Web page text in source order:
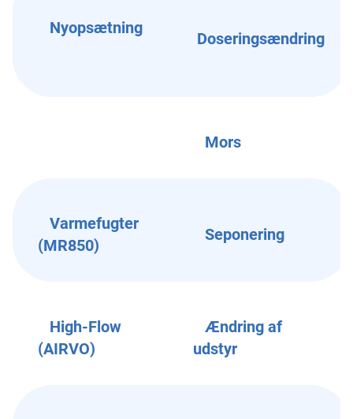
Nyopsætning
Doseringsændring
Mors
Varmefugter
(MR850)
Seponering
High-Flow
(AIRVO)
Ændring af
udstyr